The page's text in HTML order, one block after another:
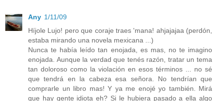
Any 1/11/09
Híjole Lujo! pero que coraje traes 'mana! ahjajajaa (perdón,
estaba mirando una novela mexicana ...)
Nunca te había leído tan enojada, es mas, no te imagino
enojada. Aunque la verdad que tenés razón, tratar un tema
tan doloroso como la violación en esos términos ... no sé
que tendrá en la cabeza esa señora. No tendrían que
comprarle un libro mas! Y ya me enojé yo también. Mirá
que hay gente idiota eh? Si le hubiera pasado a ella algo